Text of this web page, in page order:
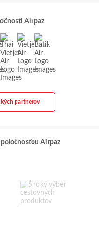
Airpaz
partnerov
Airpaz